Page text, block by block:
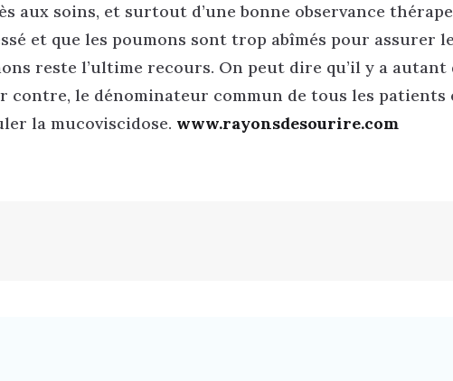
aux soins, et surtout d’une bonne observance
et que les poumons sont trop abîmés pour assurer
reste l’ultime recours. On peut dire qu’il y a autant
contre, le dénominateur commun de tous les patients
la mucoviscidose. www.rayonsdesourire.com